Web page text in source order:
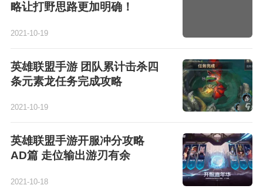
略让打野思路更加明确！
2021-10-19
英雄联盟手游 团队累计击杀四
条元素龙任务完成攻略
2021-10-19
英雄联盟手游开服冲分攻略
AD篇 走位输出游刃有余
2021-10-18